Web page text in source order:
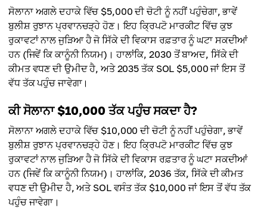
ਸੋਲਾਨਾ ਅਗਲੇ ਦਹਾਕੇ ਵਿੱਚ $5,000 ਦੀ ਚੋਟੀ ਨੂੰ ਨਹੀਂ ਪਹੁੰਚੇਗਾ, ਭਾਵੇਂ
ਬੁਲੀਸ਼ ਰੁਝਾਨ ਪ੍ਰਵਾਨਚੜ੍ਹੇ ਹੋਣ। ਇਹ ਕ੍ਰਿਪਟੋ ਮਾਰਕੀਟ ਵਿੱਚ ਕੁਝ
ਰੁਕਾਵਟਾਂ ਨਾਲ ਜੁੜਿਆ ਹੈ ਜੋ ਸਿੱਕੇ ਦੀ ਵਿਕਾਸ ਰਫ਼ਤਾਰ ਨੂੰ ਘਟਾ ਸਕਦੀਆਂ
ਹਨ (ਜਿਵੇਂ ਕਿ ਕਾਨੂੰਨੀ ਨਿਯਮ)। ਹਾਲਾਂਕਿ, 2030 ਤੋਂ ਬਾਅਦ, ਸਿੱਕੇ ਦੀ
ਕੀਮਤ ਵਧਣ ਦੀ ਉਮੀਦ ਹੈ, ਅਤੇ 2035 ਤੱਕ SOL $5,000 ਜਾਂ ਇਸ ਤੋਂ
ਵੱਧ ਤੱਕ ਪਹੁੰਚ ਜਾਵੇਗਾ।
ਕੀ ਸੋਲਾਨਾ $10,000 ਤੱਕ ਪਹੁੰਚ ਸਕਦਾ ਹੈ?
ਸੋਲਾਨਾ ਅਗਲੇ ਦਹਾਕੇ ਵਿੱਚ $10,000 ਦੀ ਚੋਟੀ ਨੂੰ ਨਹੀਂ ਪਹੁੰਚੇਗਾ, ਭਾਵੇਂ
ਬੁਲੀਸ਼ ਰੁਝਾਨ ਪ੍ਰਵਾਨਚੜ੍ਹੇ ਹੋਣ। ਇਹ ਕ੍ਰਿਪਟੋ ਮਾਰਕੀਟ ਵਿੱਚ ਕੁਝ
ਰੁਕਾਵਟਾਂ ਨਾਲ ਜੁੜਿਆ ਹੈ ਜੋ ਸਿੱਕੇ ਦੀ ਵਿਕਾਸ ਰਫ਼ਤਾਰ ਨੂੰ ਘਟਾ ਸਕਦੀਆਂ
ਹਨ (ਜਿਵੇਂ ਕਿ ਕਾਨੂੰਨੀ ਨਿਯਮ)। ਹਾਲਾਂਕਿ, 2036 ਤੱਕ, ਸਿੱਕੇ ਦੀ ਕੀਮਤ
ਵਧਣ ਦੀ ਉਮੀਦ ਹੈ, ਅਤੇ SOL ਵਸੰਤ ਤੱਕ $10,000 ਜਾਂ ਇਸ ਤੋਂ ਵੱਧ ਤੱਕ
ਪਹੁੰਚ ਜਾਵੇਗਾ।